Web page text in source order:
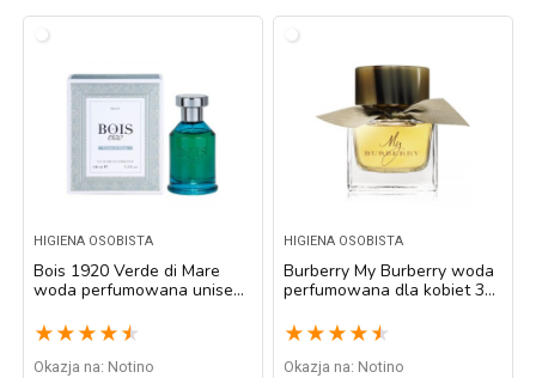
HIGIENA OSOBISTA
Bois 1920 Verde di Mare
woda perfumowana unisex
★ ★ ★ ★ ★
Okazja na: Notino
HIGIENA OSOBISTA
Burberry My Burberry woda
perfumowana dla kobiet 30
★ ★ ★ ★ ★
Okazja na: Notino